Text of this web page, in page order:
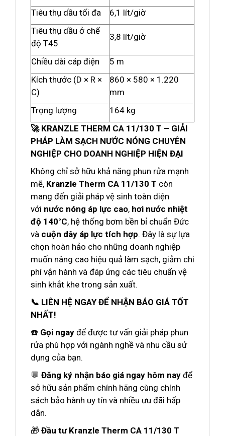
Tiêu thụ dầu tối đa
6,1 lít/giờ
Tiêu thụ dầu ở chế
độ T45
3,8 lít/giờ
Chiều dài cáp điện
5 m
Kích thước (D × R ×
C)
860 × 580 × 1.220
mm
Trọng lượng
164 kg
🚀 KRANZLE THERM CA 11/130 T – GIẢI
PHÁP LÀM SẠCH NƯỚC NÓNG CHUYÊN
NGHIỆP CHO DOANH NGHIỆP HIỆN ĐẠI
Không chỉ sở hữu khả năng phun rửa mạnh
mẽ, Kranzle Therm CA 11/130 T còn
mang đến giải pháp vệ sinh toàn diện
với nước nóng áp lực cao, hơi nước nhiệt
độ 140°C, hệ thống bơm bền bỉ chuẩn Đức
và cuộn dây áp lực tích hợp. Đây là sự lựa
chọn hoàn hảo cho những doanh nghiệp
muốn nâng cao hiệu quả làm sạch, giảm chi
phí vận hành và đáp ứng các tiêu chuẩn vệ
sinh khắt khe trong sản xuất.
📞 LIÊN HỆ NGAY ĐỂ NHẬN BÁO GIÁ TỐT
NHẤT!
☎️ Gọi ngay để được tư vấn giải pháp phun
rửa phù hợp với ngành nghề và nhu cầu sử
dụng của bạn.
💬 Đăng ký nhận báo giá ngay hôm nay để
sở hữu sản phẩm chính hãng cùng chính
sách bảo hành uy tín và nhiều ưu đãi hấp
dẫn.
🎁 Đầu tư Kranzle Therm CA 11/130 T